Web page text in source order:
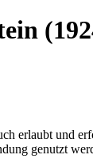
erlaubt und
genutzt